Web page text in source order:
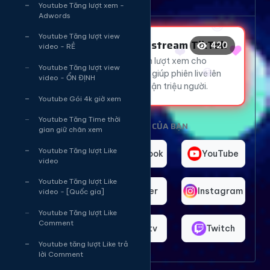
Youtube Tăng lượt xem -
Adwords
Youtube Tăng lượt view
video - RẺ
Youtube Tăng lượt view
video - ỔN ĐỊNH
Youtube Gói 4k giờ xem
Youtube Tăng Time thời
gian giữ chân xem
Youtube Tăng lượt Like
video
Youtube Tăng lượt Like
video - [Quốc gia]
Youtube Tăng lượt Like
Comment
Youtube tăng lượt Like trả
lời Comment
Tăng Mắt Livestream TikTok
Thu hút hàng ngàn lượt xem cho
livestream TikTok, giúp phiên live lên
xu hướng và tiếp cận triệu người.
420
❤️
😂
CHỌN NỀN TẢNG CỦA BẠN
TikTok Facebook YouTube
Telegram Twitter Instagram
Shopee Bigo.tv Twitch